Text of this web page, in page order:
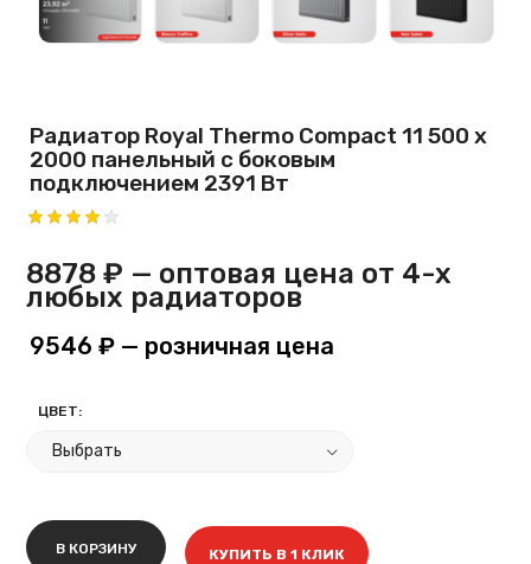
Радиатор Royal Thermo Compact 11 500 х
2000 панельный с боковым
подключением 2391 Вт
8878 ₽ — оптовая цена от 4-х
любых радиаторов
9546 ₽ — розничная цена
ЦВЕТ:
В КОРЗИНУ КУПИТЬ В 1 КЛИК